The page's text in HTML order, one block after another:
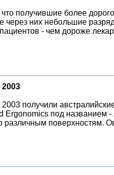
что получившие более
через них небольшие
- чем дороже
получили
Ergonomics под названием
поверхностям.